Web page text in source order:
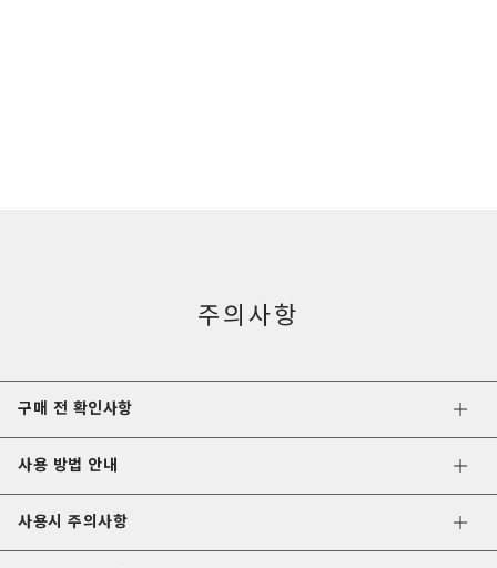
주의사항
구매 전 확인사항
사용 방법 안내
사용시 주의사항